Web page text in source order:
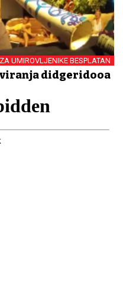
ZA UMIROVLJENIKE BESPLATAN
didgeridooa